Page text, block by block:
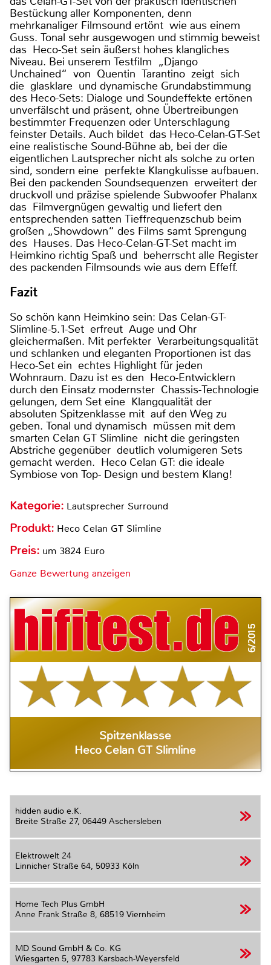
Bestückung aller Komponenten, denn
mehrkanaliger Filmsound ertönt wie aus einem
Guss. Tonal sehr ausgewogen und stimmig beweist
das Heco-Set sein äußerst hohes klangliches
Niveau. Bei unserem Testfilm „Django
Unchained“ von Quentin Tarantino zeigt sich
die glasklare und dynamische Grundabstimmung
des Heco-Sets: Dialoge und Soundeffekte ertönen
unverfälscht und präsent, ohne Übertreibungen
bestimmter Frequenzen oder Unterschlagung
feinster Details. Auch bildet das Heco-Celan-GT-Set
eine realistische Sound-Bühne ab, bei der die
eigentlichen Lautsprecher nicht als solche zu orten
sind, sondern eine perfekte Klangkulisse aufbauen.
Bei den packenden Soundsequenzen erweitert der
druckvoll und präzise spielende Subwoofer Phalanx
das Filmvergnügen gewaltig und liefert den
entsprechenden satten Tieffrequenzschub beim
großen „Showdown“ des Films samt Sprengung
des Hauses. Das Heco-Celan-GT-Set macht im
Heimkino richtig Spaß und beherrscht alle Register
des packenden Filmsounds wie aus dem Effeff.
Fazit
So schön kann Heimkino sein: Das Celan-GT-
Slimline-5.1-Set erfreut Auge und Ohr
gleichermaßen. Mit perfekter Verarbeitungsqualität
und schlanken und eleganten Proportionen ist das
Heco-Set ein echtes Highlight für jeden
Wohnraum. Dazu ist es den Heco-Entwicklern
durch den Einsatz modernster Chassis-Technologie
gelungen, dem Set eine Klangqualität der
absoluten Spitzenklasse mit auf den Weg zu
geben. Tonal und dynamisch müssen mit dem
smarten Celan GT Slimline nicht die geringsten
Abstriche gegenüber deutlich volumigeren Sets
gemacht werden. Heco Celan GT: die ideale
Symbiose von Top- Design und bestem Klang!
Kategorie: Lautsprecher Surround
Produkt: Heco Celan GT Slimline
Preis: um 3824 Euro
Ganze Bewertung anzeigen
6/2015
Spitzenklasse
Heco Celan GT Slimline
hidden audio e.K.
Breite Straße 27, 06449 Aschersleben
Elektrowelt 24
Linnicher Straße 64, 50933 Köln
Home Tech Plus GmbH
Anne Frank Straße 8, 68519 Viernheim
MD Sound GmbH & Co. KG
Wiesgarten 5, 97783 Karsbach-Weyersfeld